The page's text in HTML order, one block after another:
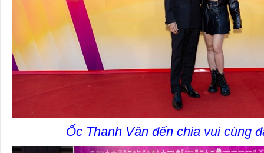
Ốc Thanh Vân đến chia vui cùng